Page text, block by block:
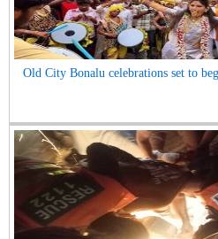
Old City Bonalu celebrations set to